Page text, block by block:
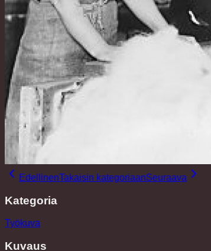
EdellinenTakaisin kategoriaanSeuraava
Kategoria
Työkuva
Kuvaus